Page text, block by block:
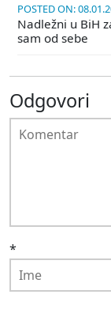
POSTED ON:
Nadležni u BiH
sam od sebe
Odgovori
*